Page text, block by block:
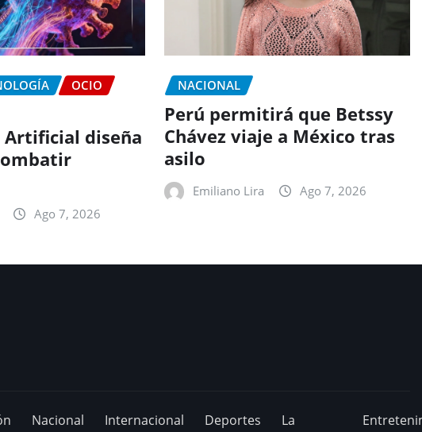
OCIO
Artificial diseña
Ago 7, 2026
NACIONAL
Perú permitirá que Betssy
Chávez viaje a México tras
asilo
Emiliano Lira Ago 7, 2026
Nacional Internacional Deportes La